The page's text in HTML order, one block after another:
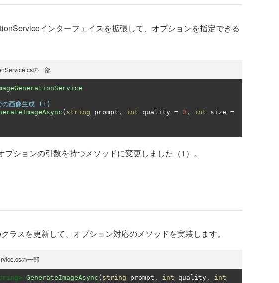
インターフェイスを拡張して、オプションを指定できる
の一部
の画像生成 (1)
( string prompt , int quality = 0 , int size =
ションの引数を持つメソッドに変更しました（1）。
ラスを更新して、オプション対応のメソッドを実装します。
の一部
GenerateImageAsync ( string prompt , int quality ,
int